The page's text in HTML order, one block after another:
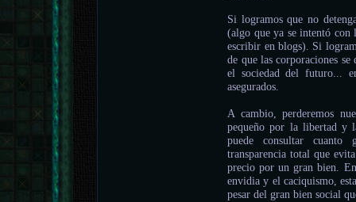
Si logramos que no
(algo que ya se intentó con
escribir en blogs). Si
de que las corporaciones
el sociedad del futuro...
asegurados.
A cambio, perderemos
pequeño por la libertad y
puede consultar cuanto
transparencia total que
precio por un gran bien.
envidia y el caciquismo,
pesar del gran bien social